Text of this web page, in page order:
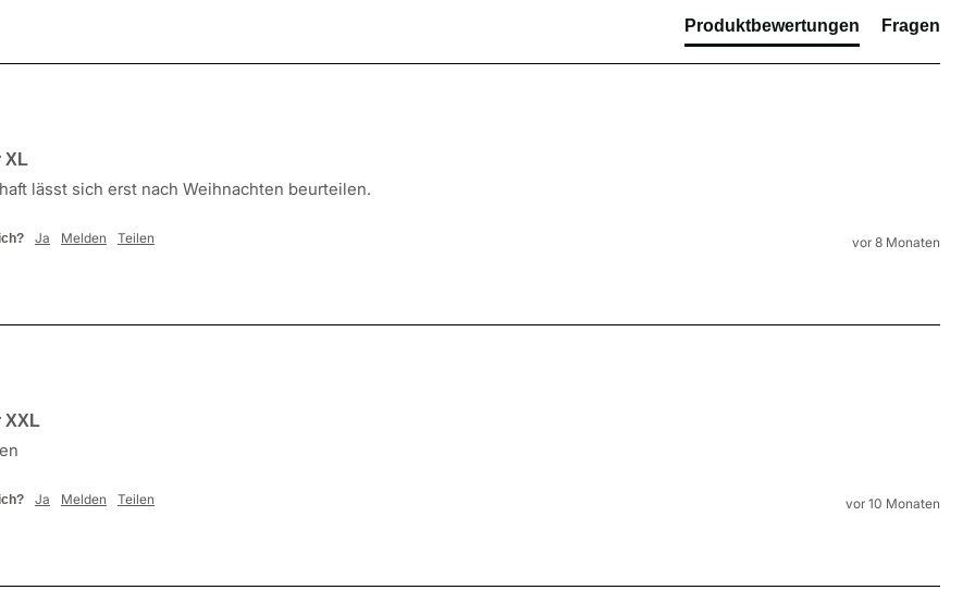
Produktbewertungen Fragen
XL
lässt sich erst nach Weihnachten beurteilen.
Ja Melden Teilen vor 8 Monaten
XXL
Ja Melden Teilen vor 10 Monaten